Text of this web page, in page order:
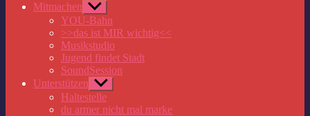
Mitmachen Untermenü
anzeigen
YOU-Bahn
>>das ist MIR wichtig<<
Musikstudio
Jugend findet Stadt
SoundSession
Unterstützen Untermenü
anzeigen
Haltestelle
du armer nicht mal marke